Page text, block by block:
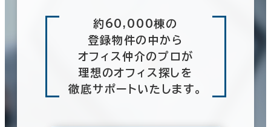
約60,000棟の
登録物件の中から
オフィス仲介のプロが
理想のオフィス探しを
徹底サポートいたします。